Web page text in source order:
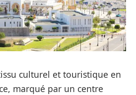
culturel et touristique en
marqué par un centre